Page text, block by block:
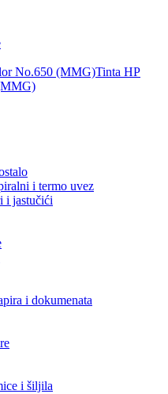
Tinta HP
i termo uvez
i jastučići
i dokumenata
i šiljila